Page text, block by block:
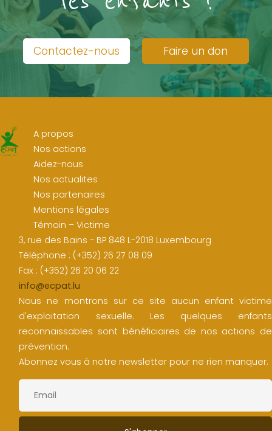
Contactez-nous Faire un don
A propos
Nos actions
Aidez-nous
Nos actualites
Nos partenaires
Mentions légales
Témoin – Victime
3, rue des Bains - BP 848 L-2018 Luxembourg
Téléphone : (+352) 26 27 08 09
Fax : (+352) 26 20 06 22
info@ecpat.lu
Nous ne montrons sur ce site aucun enfant victime
d'exploitation sexuelle. Les quelques enfants
reconnaissables sont bénéficiaires de nos actions de
prévention.
Abonnez vous à notre newsletter pour ne rien manquer.